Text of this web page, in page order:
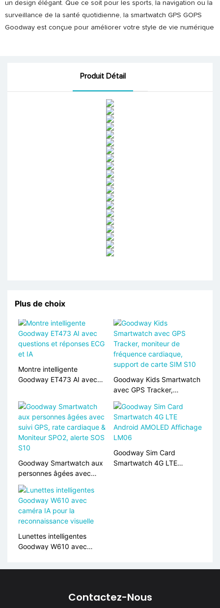
un design élégant. Que ce soit pour les sports, la navigation ou la
surveillance de la santé quotidienne, la smartwatch GPS GOPS
Goodway est conçue pour améliorer votre style de vie numérique
Produit Détail
Plus de choix
Montre intelligente
Goodway ET473 AI avec
et IA
Goodway Kids Smartwatch
avec GPS Tracker,
moniteur de fréquence
cardiaque, support de
carte SIM S10
Goodway Smartwatch aux
personnes âgées avec
suivi GPS, rate cardiaque &
Moniteur SPO2, alerte SOS
S10
Goodway Sim Card
Smartwatch 4G LTE
Lunettes intelligentes
Goodway W610 avec
Contactez-Nous